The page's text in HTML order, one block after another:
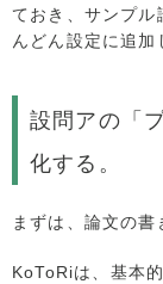
ておき、サンプ
んどん設定に追加
設問アの「
化する。
まずは、論文の書
KoToRiは、基本